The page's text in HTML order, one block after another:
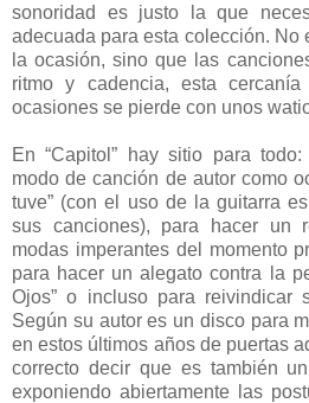
sonoridad es justo la que
adecuada para esta colección. No
la ocasión, sino que las
ritmo y cadencia, esta
ocasiones se pierde con unos
En “Capitol” hay sitio para
modo de canción de autor como
tuve” (con el uso de la guitarra
sus canciones), para hacer un
modas imperantes del momento
para hacer un alegato contra la
Ojos” o incluso para reivindicar
Según su autor es un disco para
en estos últimos años de puertas
correcto decir que es también
exponiendo abiertamente las